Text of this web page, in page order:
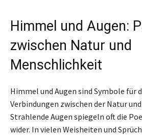
Himmel und Augen:
zwischen Natur und
Menschlichkeit
Himmel und Augen sind Symbole für
Verbindungen zwischen der Natur
Strahlende Augen spiegeln oft die
wider. In vielen Weisheiten und